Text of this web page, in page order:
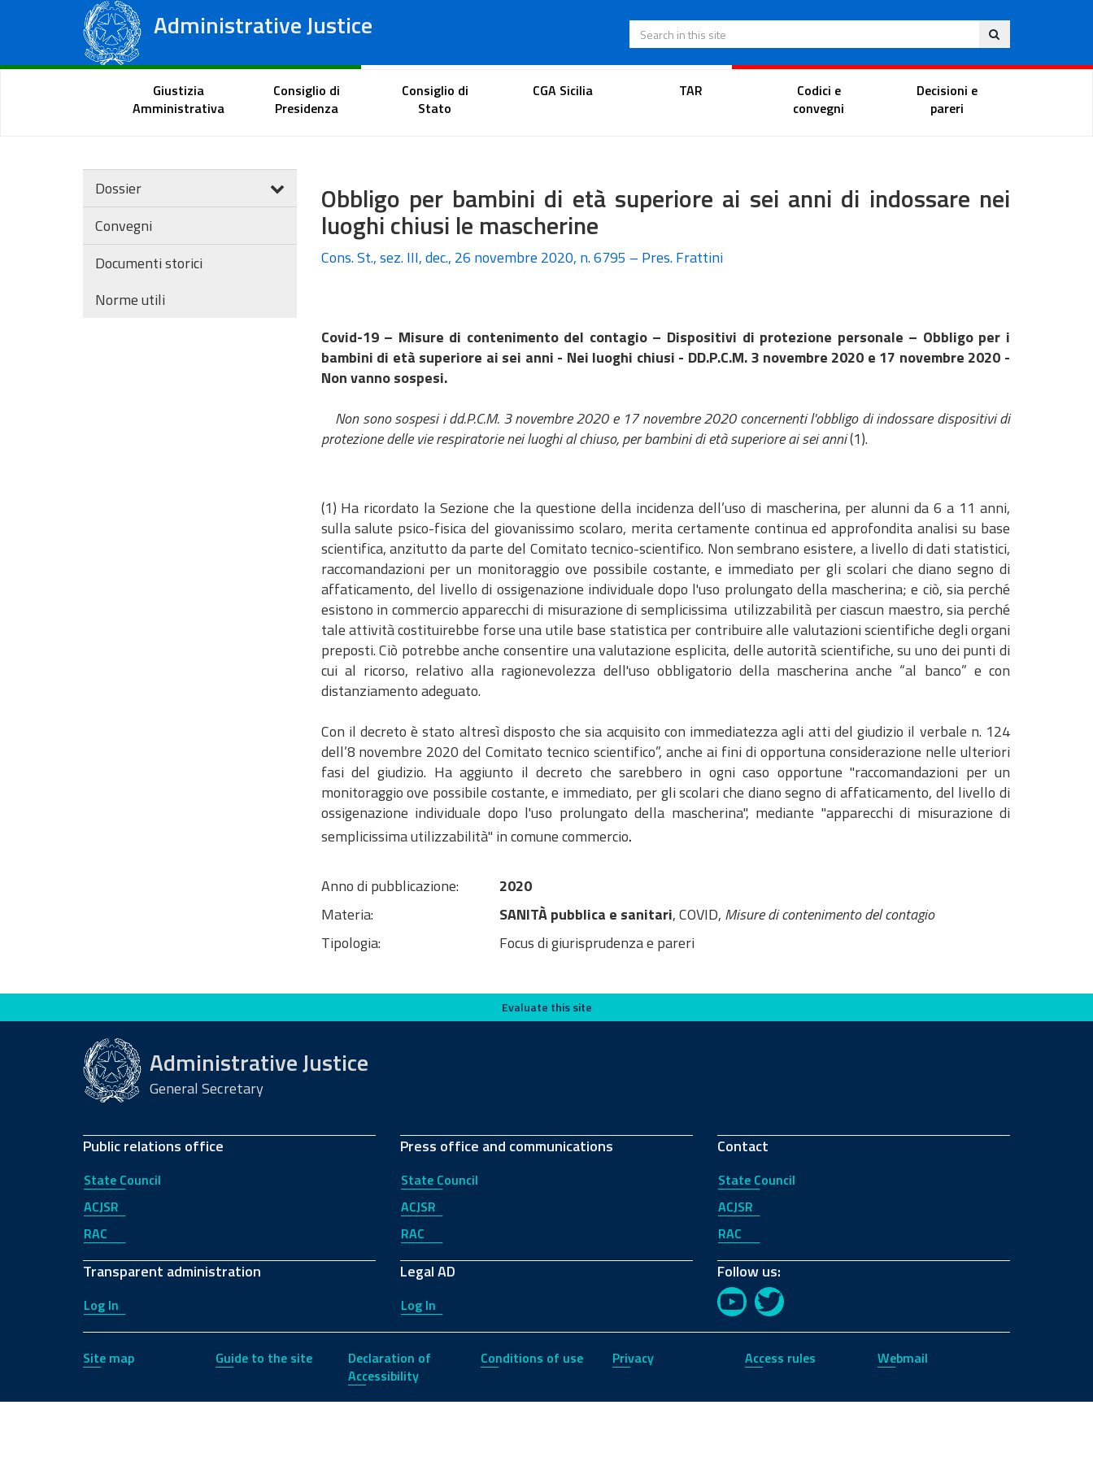
Administrative Justice
Regional Administrative Courts
Eng
Search in this site
Citizen Portal Lawyer's portal Magistrate Portal
Giustizia
Amministrativa
Consiglio di
Presidenza
Consiglio di
Stato
CGA Sicilia TAR
Codici e
convegni
Decisioni e
pareri
Dossier
Convegni
Documenti storici
Norme utili
Obbligo per bambini di età superiore ai sei anni di indossare nei
luoghi chiusi le mascherine
Cons. St., sez. III, dec., 26 novembre 2020, n. 6795 – Pres. Frattini
Covid-19 – Misure di contenimento del contagio – Dispositivi di protezione personale – Obbligo per i
bambini di età superiore ai sei anni - Nei luoghi chiusi - DD.P.C.M. 3 novembre 2020 e 17 novembre 2020 -
Non vanno sospesi.
Non sono sospesi i dd.P.C.M. 3 novembre 2020 e 17 novembre 2020 concernenti l'obbligo di indossare dispositivi di
protezione delle vie respiratorie nei luoghi al chiuso, per bambini di età superiore ai sei anni(1).
(1) Ha ricordato la Sezione che la questione della incidenza dell’uso di mascherina, per alunni da 6 a 11 anni,
sulla salute psico-fisica del giovanissimo scolaro, merita certamente continua ed approfondita analisi su base
scientifica, anzitutto da parte del Comitato tecnico-scientifico. Non sembrano esistere, a livello di dati statistici,
raccomandazioni per un monitoraggio ove possibile costante, e immediato per gli scolari che diano segno di
affaticamento, del livello di ossigenazione individuale dopo l'uso prolungato della mascherina; e ciò, sia perché
esistono in commercio apparecchi di misurazione di semplicissima utilizzabilità per ciascun maestro, sia perché
tale attività costituirebbe forse una utile base statistica per contribuire alle valutazioni scientifiche degli organi
preposti. Ciò potrebbe anche consentire una valutazione esplicita, delle autorità scientifiche, su uno dei punti di
cui al ricorso, relativo alla ragionevolezza dell'uso obbligatorio della mascherina anche “al banco” e con
distanziamento adeguato.
​​​​​​Con il decreto è stato altresì disposto che sia acquisito con immediatezza agli atti del giudizio il verbale n. 124
dell’8 novembre 2020 del Comitato tecnico scientifico”, anche ai fini di opportuna considerazione nelle ulteriori
fasi del giudizio. Ha aggiunto il decreto che sarebbero in ogni caso opportune "raccomandazioni per un
monitoraggio ove possibile costante, e immediato, per gli scolari che diano segno di affaticamento, del livello di
ossigenazione individuale dopo l'uso prolungato della mascherina", mediante "apparecchi di misurazione di
semplicissima utilizzabilità" in comune commercio.
Anno di pubblicazione:
2020
Materia:
SANITÀ pubblica e sanitari, COVID, Misure di contenimento del contagio
Tipologia:
Focus di giurisprudenza e pareri
Evaluate this site Evaluate this site
Administrative Justice
General Secretary
Public relations office
State Council
ACJSR
RAC
Transparent administration
Log In
Press office and communications
State Council
ACJSR
RAC
Legal AD
Log In
Contact
State Council
ACJSR
RAC
Follow us:
YouTubeTwitter
Site map Guide to the site
Declaration of
Accessibility
Conditions of use Privacy Access rules Webmail